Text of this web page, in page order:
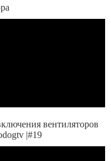
вентиляторов
|#19